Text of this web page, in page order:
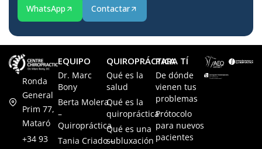
WhatsApp Contactar
Ronda
General
Prim 77,
Mataró
+34 93
EQUIPO
Dr. Marc
Bony
Berta Molera
–
Quiropráctica
Tania Criado –
QUIROPRÁCTICA
Qué es la
salud
Qué es la
quiropráctica
Qué es una
subluxación
PARA TÍ
De dónde
vienen tus
problemas
Prótocolo
para nuevos
pacientes